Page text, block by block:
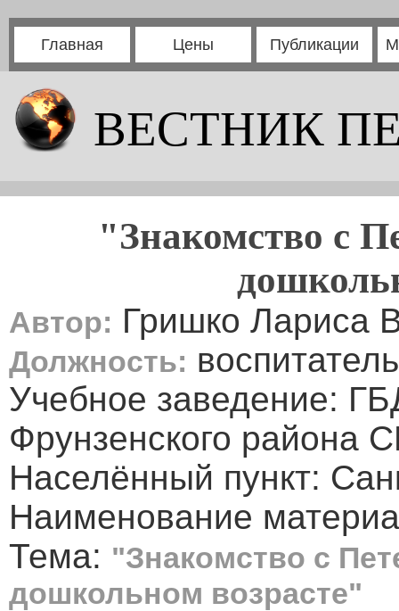
Главная Цены Публикации
ВЕСТНИК
"Знакомство с
Автор: Гришко Лариса
Должность: воспитатель
Учебное заведение:
Фрунзенского района
Населённый пункт:
Наименование
Тема: "Знакомство с
дошкольном возрасте"